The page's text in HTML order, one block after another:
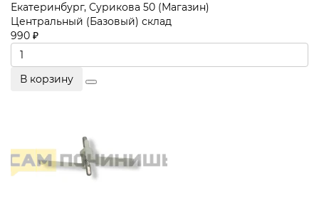
Екатеринбург, Сурикова 50 (Магазин)
Центральный (Базовый) склад
990 ₽
В корзину